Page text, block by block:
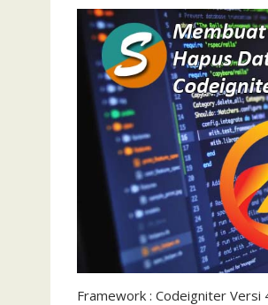
Framework : Codeigniter Versi